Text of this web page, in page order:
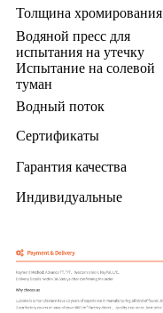
Толщина хромирования
Водяной пресс для
испытания на утечку
Испытание на солевой
туман
Водный поток
Сертификаты
Гарантия качества
Индивидуальные